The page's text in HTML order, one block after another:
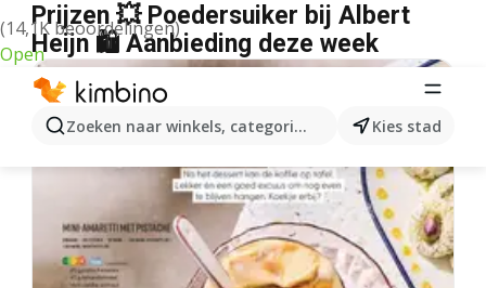
(14,1K beoordelingen)
Open
Zoeken naar winkels, categorieën, producten...
Kies stad
Prijzen 💥 Poedersuiker bij Albert
Heijn 🛍️ Aanbieding deze week